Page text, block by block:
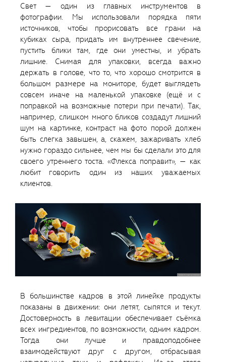
Свет — один из главных инструментов в
фотографии. Мы использовали порядка пяти
источников, чтобы прорисовать все грани на
кубиках сыра, придать им внутреннее свечение,
пустить блики там, где они уместны, и убрать
лишние. Снимая для упаковки, всегда важно
держать в голове, что то, что хорошо смотрится в
большом размере на мониторе, будет выглядеть
совсем иначе на маленькой упаковке (ещё и с
поправкой на возможные потери при печати). Так,
например, слишком много бликов создадут лишний
шум на картинке, контраст на фото порой должен
быть слегка завышен, а, скажем, зажаривать хлеб
нужно гораздо сильнее, чем мы бы сделали это для
своего утреннего тоста. «Флекса поправит», — как
любит говорить один из наших уважаемых
клиентов.
В большинстве кадров в этой линейке продукты
показаны в движении: они летят, сыпятся и текут.
Достоверность в левитации обеспечивает съёмка
всех ингредиентов, по возможности, одним кадром.
Тогда они лучше и правдоподобнее
взаимодействуют друг с другом, отбрасывая